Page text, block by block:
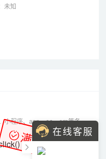
未知
满意答案
专注web开发，可开发网站、小程序、app、oa、erp等各种系统
在线客服